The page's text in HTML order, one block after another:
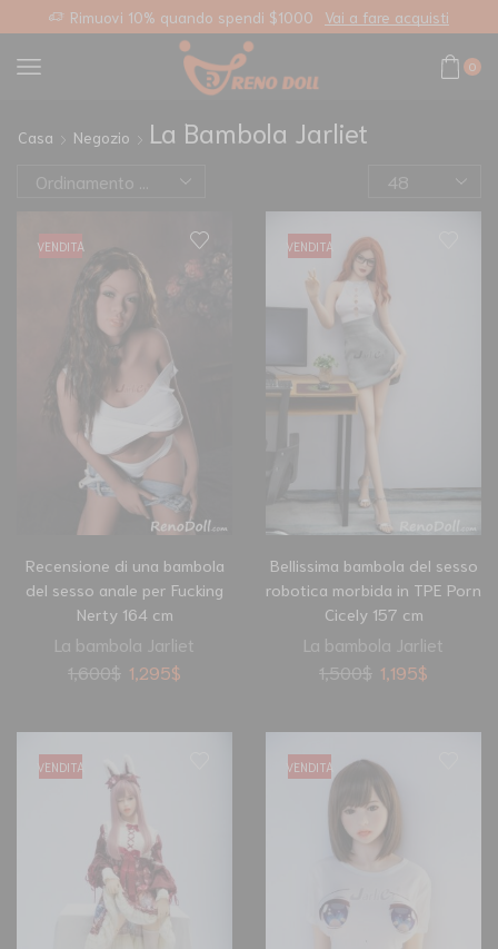
Spedizione standard gratuita su qualsiasi ordine
0
Casa Negozio La Bambola Jarliet
VENDITA
Recensione di una bambola
del sesso anale per Fucking
Nerty 164 cm
La bambola Jarliet
1,600$ 1,295$
VENDITA
Bellissima bambola del sesso
robotica morbida in TPE Porn
Cicely 157 cm
La bambola Jarliet
1,500$ 1,195$
VENDITA VENDITA